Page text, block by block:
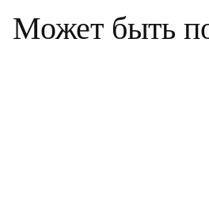
Может быть